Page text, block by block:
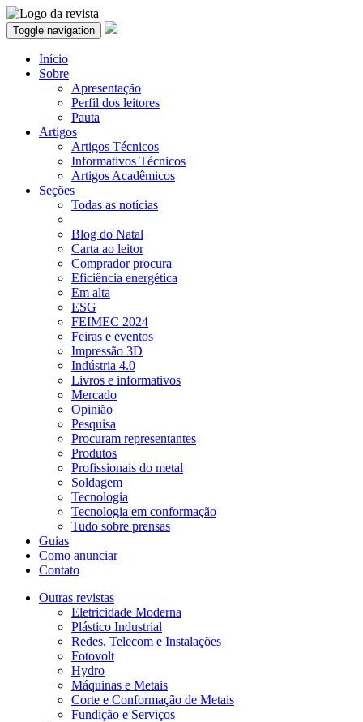
Toggle navigation
Início
Sobre
Apresentação
Perfil dos leitores
Pauta
Artigos
Artigos Técnicos
Informativos Técnicos
Artigos Acadêmicos
Seções
Todas as notícias
Blog do Natal
Carta ao leitor
Comprador procura
Eficiência energética
Em alta
ESG
FEIMEC 2024
Feiras e eventos
Impressão 3D
Indústria 4.0
Livros e informativos
Mercado
Opinião
Pesquisa
Procuram representantes
Produtos
Profissionais do metal
Soldagem
Tecnologia
Tecnologia em conformação
Tudo sobre prensas
Guias
Como anunciar
Contato
Outras revistas
Eletricidade Moderna
Plástico Industrial
Redes, Telecom e Instalações
Fotovolt
Hydro
Máquinas e Metais
Corte e Conformação de Metais
Fundição e Serviços